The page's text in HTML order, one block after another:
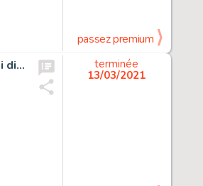
passez premium
Bruges Illustration Originale (Le Petit Vingtième, 1928). Hergé (Georges Remi dit) Bruges Original Art Illustration (Le Petit Vingtième, 1928).
terminée
13/03/2021